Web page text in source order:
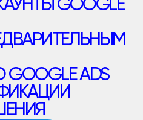
GOOGLE
ADS